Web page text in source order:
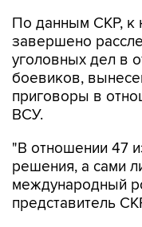
По данным СКР, к
завершено
уголовных дел в
боевиков,
приговоры в
ВСУ.
"В отношении 47
решения, а сами
международный
представитель